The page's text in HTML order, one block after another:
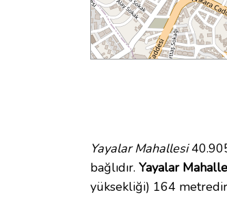
Yayalar Mahallesi
bağlıdır. Yayalar
yüksekliği) 164